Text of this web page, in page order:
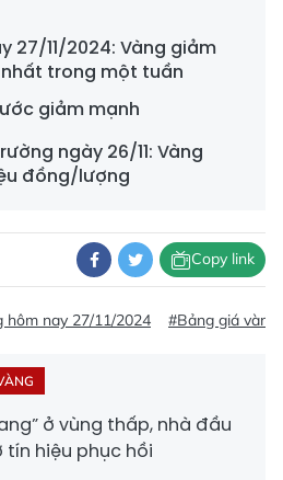
27/11/2024: Vàng giảm
trong một tuần
giảm mạnh
ngày 26/11: Vàng
đồng/lượng
Copy link
hôm nay 27/11/2024 #Bảng giá vàng
ở vùng thấp, nhà đầu
hiệu phục hồi